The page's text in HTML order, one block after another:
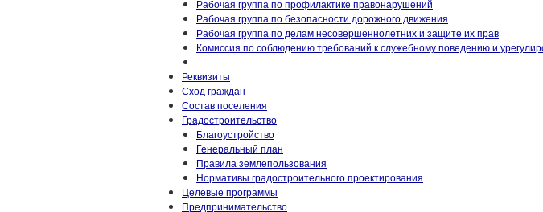
Рабочая группа по профилактике правонарушений
Рабочая группа по безопасности дорожного движения
Рабочая группа по делам несовершеннолетних и защите их прав
Комиссия по соблюдению требований к служебному поведению и
Реквизиты
Сход граждан
Состав поселения
Градостроительство
Благоустройство
Генеральный план
Правила землепользования
Нормативы градостроительного проектирования
Целевые программы
Предпринимательство